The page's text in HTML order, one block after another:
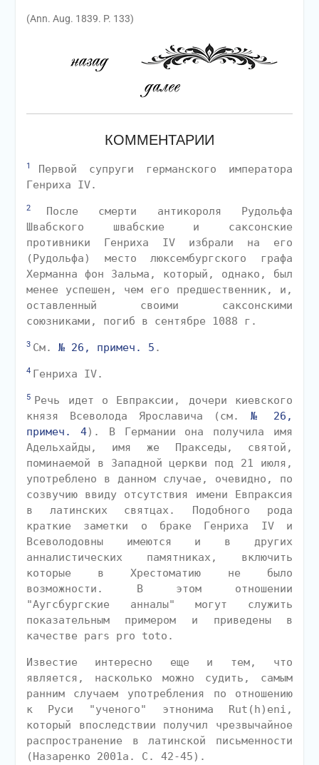
(Ann. Aug. 1839. P. 133)
КОММЕНТАРИИ
1
Первой супруги германского императора
Генриха IV.
2
После смерти антикороля Рудольфа
Швабского швабские и саксонские
противники Генриха IV избрали на его
(Рудольфа) место люксембургского графа
Херманна фон Зальма, который, однако, был
менее успешен, чем его предшественник, и,
оставленный своими саксонскими
союзниками, погиб в сентябре 1088 г.
3 См. № 26, примеч. 5 .
4 Генриха IV.
5 Речь идет о Евпраксии, дочери киевского
князя Всеволода Ярославича (см.№ 26,
примеч. 4). В Германии она получила имя
Адельхайды, имя же Пракседы, святой,
поминаемой в Западной церкви под 21 июля,
употреблено в данном случае, очевидно, по
созвучию ввиду отсутствия имени Евпраксия
в латинских святцах. Подобного рода
краткие заметки о браке Генриха IV и
Всеволодовны имеются и в других
анналистических памятниках, включить
которые в Хрестоматию не было
возможности. В этом отношении
"Аугсбургские анналы" могут служить
показательным примером и приведены в
качестве pars pro toto.
Известие интересно еще и тем, что
является, насколько можно судить, самым
ранним случаем употребления по отношению
к Руси "ученого" этнонима Rut(h)eni,
который впоследствии получил чрезвычайное
распространение в латинской письменности
(Назаренко 2001а. С. 42-45).